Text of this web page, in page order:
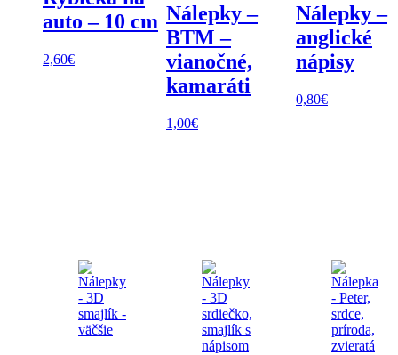
auto – 10 cm
2,60€
Nálepky –
BTM –
vianočné,
kamaráti
1,00€
Nálepky –
anglické
nápisy
0,80€